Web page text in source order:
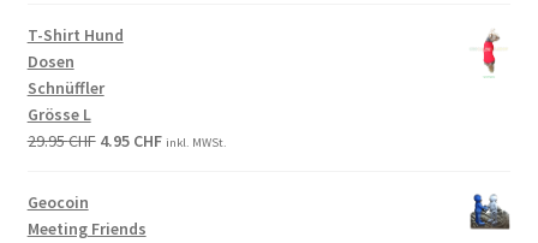
T-Shirt Hund
Dosen
Schnüffler
Grösse L
29.95CHF 4.95 CHF inkl. MWSt.
Geocoin
Meeting Friends